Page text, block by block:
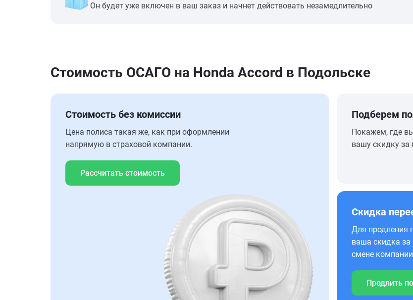
Он будет уже включен в ваш заказ и начнет действовать незамедлительно
Стоимость ОСАГО на Honda Accord в Подольске
Стоимость без комиссии
Цена полиса такая же, как при оформлении
напрямую в страховой компании.
Рассчитать стоимость
Подберем
Покажем, где
вашу скидку
Скидка
Для продления
ваша скидка
смене
Продлить